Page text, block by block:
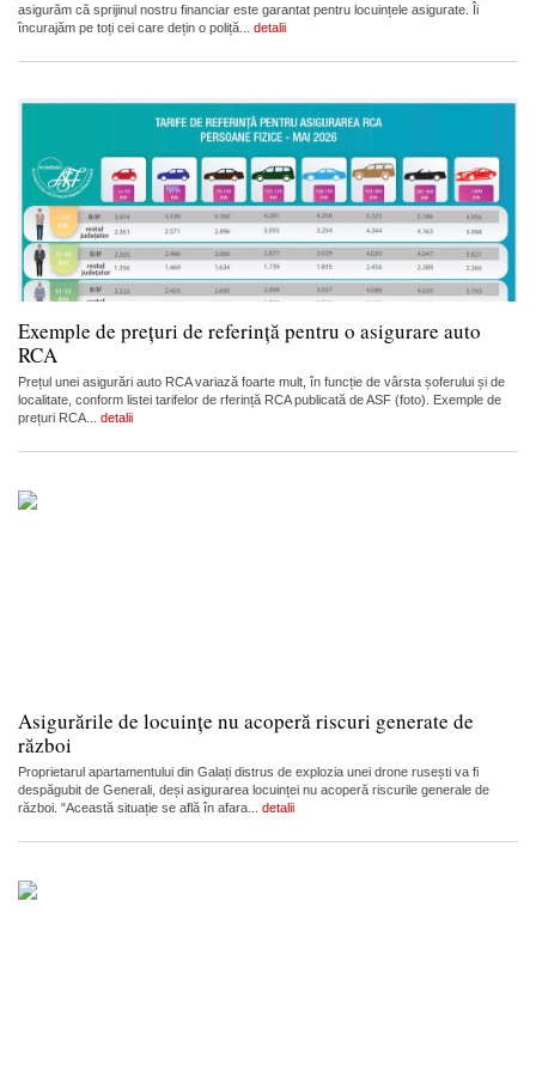
asigurăm că sprijinul nostru financiar este garantat pentru locuințele asigurate. Îi
încurajăm pe toți cei care dețin o poliță... detalii
Exemple de prețuri de referință pentru o asigurare auto
RCA
Prețul unei asigurări auto RCA variază foarte mult, în funcție de vârsta șoferului și de
localitate, conform listei tarifelor de rferință RCA publicată de ASF (foto). Exemple de
prețuri RCA... detalii
Asigurările de locuințe nu acoperă riscuri generate de
război
Proprietarul apartamentului din Galați distrus de explozia unei drone rusești va fi
despăgubit de Generali, deși asigurarea locuinței nu acoperă riscurile generale de
război. "Această situație se află în afara... detalii